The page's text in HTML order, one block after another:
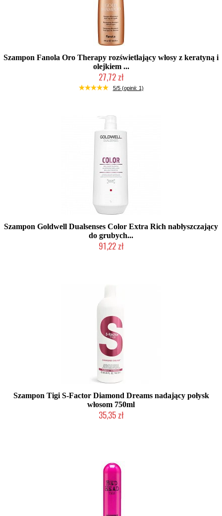
Szampon Fanola Oro Therapy rozświetlający włosy z keratyną i
olejkiem ...
27,72 zł
Chwilowo niedostępny
5/5 (opinii: 1)
Szampon Goldwell Dualsenses Color Extra Rich nabłyszczający
do grubych...
91,22 zł
Szampon Tigi S-Factor Diamond Dreams nadający połysk
włosom 750ml
35,35 zł